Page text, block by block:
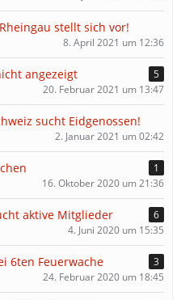
stellt sich vor!
8. April 2021 um 12:36
angezeigt
5
20. Februar 2021 um 13:47
sucht Eidgenossen!
2. Januar 2021 um 02:42
1
16. Oktober 2020 um 21:36
aktive Mitglieder
6
4. Juni 2020 um 15:35
6ten Feuerwache
3
24. Februar 2020 um 18:45